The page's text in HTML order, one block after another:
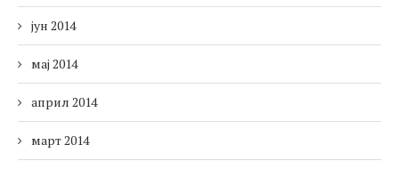
јун 2014
мај 2014
април 2014
март 2014